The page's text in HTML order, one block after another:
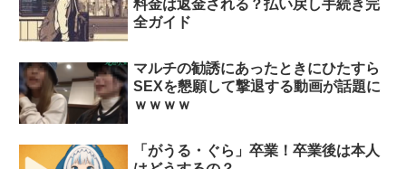
料金は返金される？払い戻し手続き完
全ガイド
マルチの勧誘にあったときにひたすら
SEXを懇願して撃退する動画が話題に
ｗｗｗｗ
「がうる・ぐら」卒業！卒業後は本人